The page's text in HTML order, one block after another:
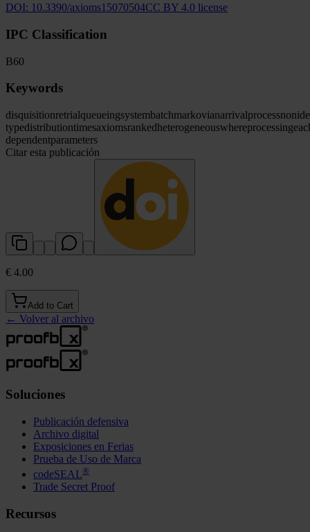
DOI: 10.3390/axioms15070504CC BY 4.0 license
IPC Classification
B60
Keywords
disquisitionretrialqueueingsystembatchmarkovianarrivalprocess
typedistributiontimesaxiomsrankedheterogeneouswhereprocessing
dependentparameters
Citar esta publicación
€ 4.00
Add to Cart
← Volver al archivo
Soluciones
Publicación defensiva
Archivo digital
Exposiciones en Ferias
Prueba de Uso de Marca
codeSEAL®
Trade Secret Proof
Recursos